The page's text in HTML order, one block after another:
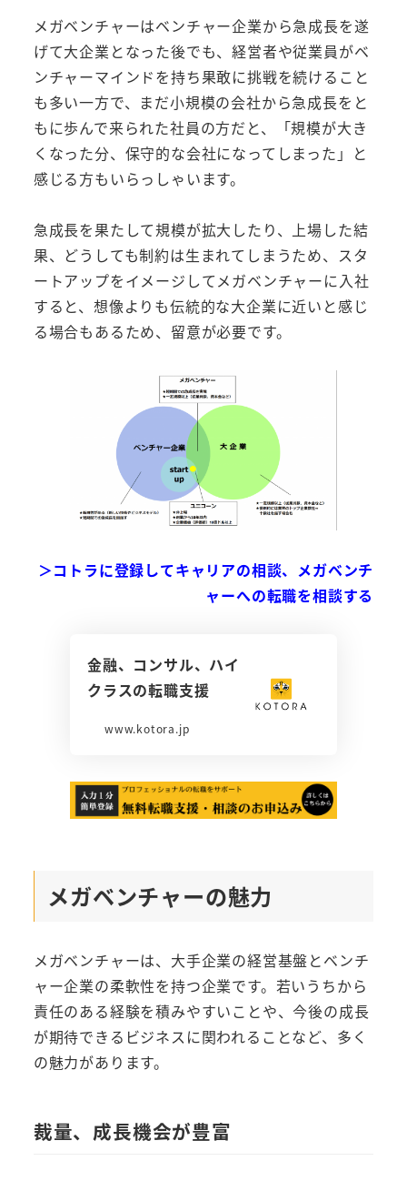
メガベンチャーはベンチャー企業から急成長を遂
げて大企業となった後でも、経営者や従業員がベ
ンチャーマインドを持ち果敢に挑戦を続けること
も多い一方で、まだ小規模の会社から急成長をと
もに歩んで来られた社員の方だと、「規模が大き
くなった分、保守的な会社になってしまった」と
感じる方もいらっしゃいます。
急成長を果たして規模が拡大したり、上場した結
果、どうしても制約は生まれてしまうため、スタ
ートアップをイメージしてメガベンチャーに入社
すると、想像よりも伝統的な大企業に近いと感じ
る場合もあるため、留意が必要です。
＞コトラに登録してキャリアの相談、メガベンチ
ャーへの転職を相談する
金融、コンサル、ハイ
クラスの転職支援
www.kotora.jp
メガベンチャーの魅力
メガベンチャーは、大手企業の経営基盤とベンチ
ャー企業の柔軟性を持つ企業です。若いうちから
責任のある経験を積みやすいことや、今後の成長
が期待できるビジネスに関われることなど、多く
の魅力があります。
裁量、成長機会が豊富